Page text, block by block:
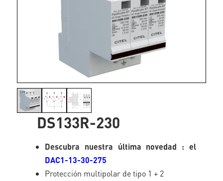
DS133R-230
Descubra nuestra última novedad : el
DAC1-13-30-275
Protección multipolar de tipo 1 + 2